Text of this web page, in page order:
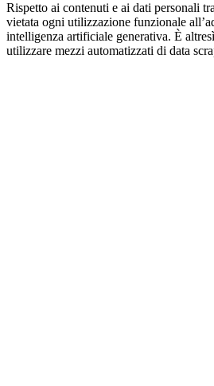
Rispetto ai contenuti e ai dati personali
vietata ogni utilizzazione funzionale
intelligenza artificiale generativa. È
utilizzare mezzi automatizzati di data